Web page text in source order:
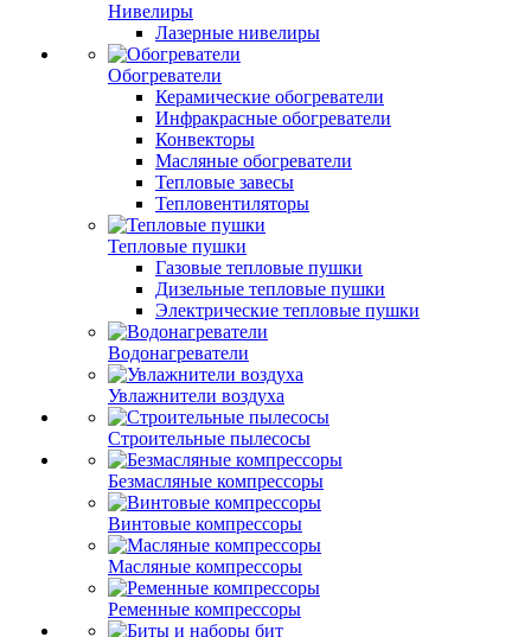
Нивелиры
Лазерные нивелиры
Обогреватели
Керамические обогреватели
Инфракрасные обогреватели
Конвекторы
Масляные обогреватели
Тепловые завесы
Тепловентиляторы
Тепловые пушки
Газовые тепловые пушки
Дизельные тепловые пушки
Электрические тепловые пушки
Водонагреватели
Увлажнители воздуха
Строительные пылесосы
Безмасляные компрессоры
Винтовые компрессоры
Масляные компрессоры
Ременные компрессоры